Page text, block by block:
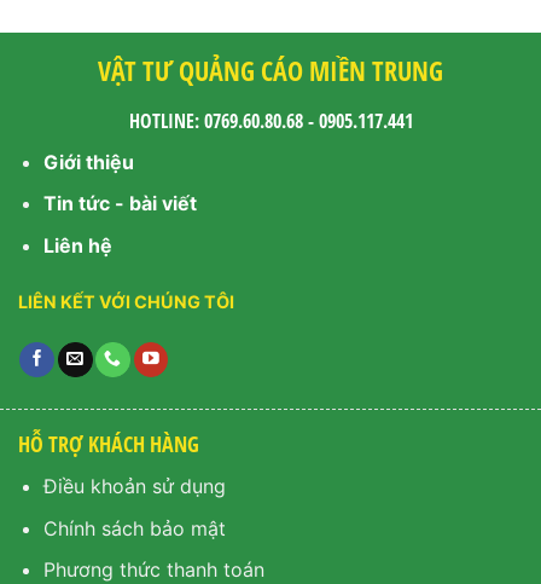
VẬT TƯ QUẢNG CÁO MIỀN TRUNG
HOTLINE: 0769.60.80.68 - 0905.117.441
Giới thiệu
Tin tức - bài viết
Liên hệ
LIÊN KẾT VỚI CHÚNG TÔI
HỖ TRỢ KHÁCH HÀNG
Điều khoản sử dụng
Chính sách bảo mật
Phương thức thanh toán